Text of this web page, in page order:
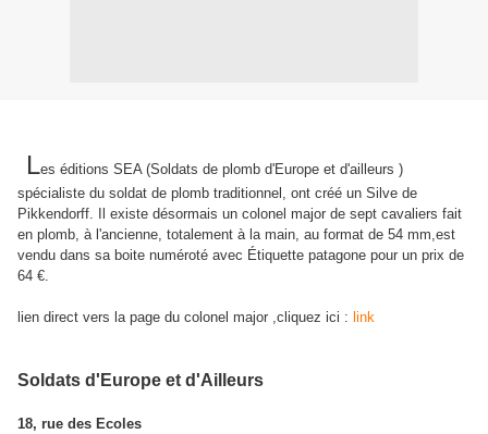
Les éditions SEA (Soldats de plomb d'Europe et d'ailleurs )
spécialiste du soldat de plomb traditionnel, ont créé un Silve de
Pikkendorff. Il existe désormais un colonel major de sept cavaliers fait
en plomb, à l'ancienne, totalement à la main, au format de 54 mm,est
vendu dans sa boite numéroté avec Étiquette patagone pour un prix de
64 €.
lien direct vers la page du colonel major ,cliquez ici : link
Soldats d'Europe et d'Ailleurs
18, rue des Ecoles